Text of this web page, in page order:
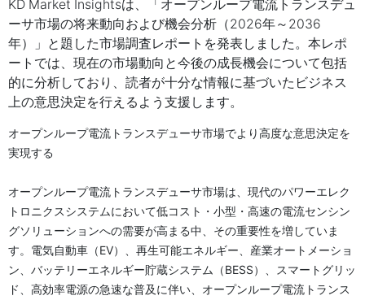
KD Market Insightsは、「オープンループ電流トランスデュ
ーサ市場の将来動向および機会分析（2026年～2036
年）」と題した市場調査レポートを発表しました。本レポ
ートでは、現在の市場動向と今後の成長機会について包括
的に分析しており、読者が十分な情報に基づいたビジネス
上の意思決定を行えるよう支援します。
オープンループ電流トランスデューサ市場でより高度な意思決定を
実現する
オープンループ電流トランスデューサ市場は、現代のパワーエレク
トロニクスシステムにおいて低コスト・小型・高速の電流センシン
グソリューションへの需要が高まる中、その重要性を増していま
す。電気自動車（EV）、再生可能エネルギー、産業オートメーショ
ン、バッテリーエネルギー貯蔵システム（BESS）、スマートグリッ
ド、高効率電源の急速な普及に伴い、オープンループ電流トランス